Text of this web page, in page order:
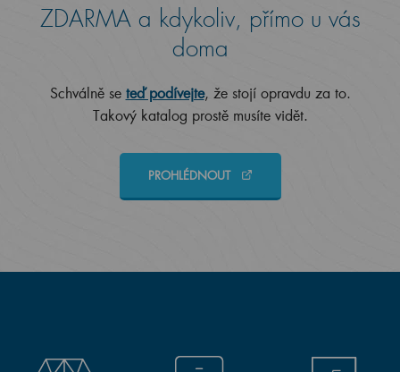
ZDARMA a kdykoliv, přímo u vás
doma
Schválně se teď podívejte, že stojí opravdu za to.
Takový katalog prostě musíte vidět.
PROHLÉDNOUT